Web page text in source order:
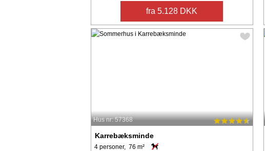
fra 5.128 DKK
Hus nr: 57368
Karrebæksminde
4 personer, 76 m²